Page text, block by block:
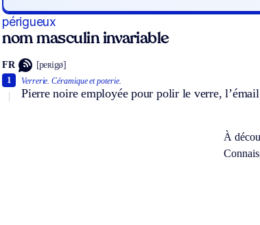
périgueux
nom masculin invariable
FR [peʀigø]
Verrerie. Céramique et poterie.
Pierre noire employée pour polir le verre,
1
À